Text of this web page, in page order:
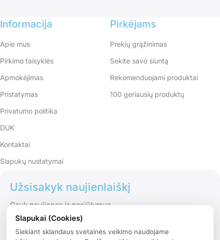
Informacija
Apie mus
Pirkimo taisyklės
Apmokėjimas
Pristatymas
Privatumo politika
DUK
Kontaktai
Slapukų nustatymai
Pirkėjams
Prekių grąžinimas
Sekite savo siuntą
Rekomenduojami produktai
100 geriausių produktų
Užsisakyk naujienlaiškį
Gauk naujienas ir pasiūlymus
Slapukai (Cookies)
Siekiant sklandaus svetainės veikimo naudojame